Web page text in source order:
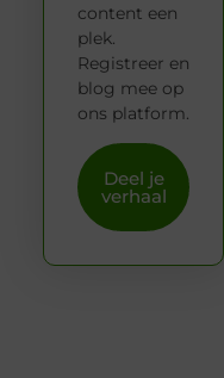
content een
plek.
Registreer en
blog mee op
ons platform.
Deel je
verhaal